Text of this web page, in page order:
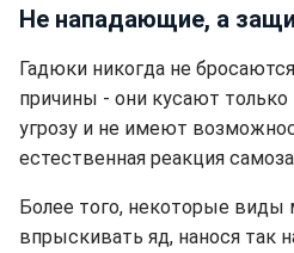
Не нападающие, а
Гадюки никогда не
причины - они кусают только
угрозу и не имеют
естественная реакция
Более того, некоторые виды
впрыскивать яд, нанося так